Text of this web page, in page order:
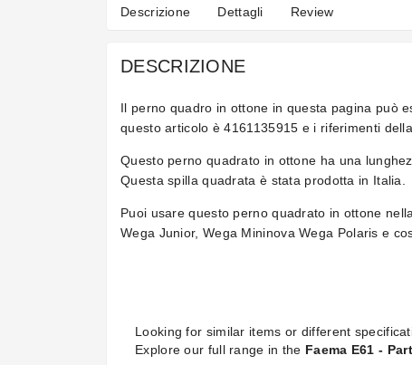
Descrizione Dettagli Review
DESCRIZIONE
Il perno quadro in ottone in questa pagina può
questo articolo è 4161135915 e i riferimenti
Questo perno quadrato in ottone ha una
Questa spilla quadrata è stata prodotta in Italia.
Puoi usare questo perno quadrato in ottone
Wega Junior, Wega Mininova Wega Polaris e
Looking for similar items or different
Explore our full range in the Faema E61 -